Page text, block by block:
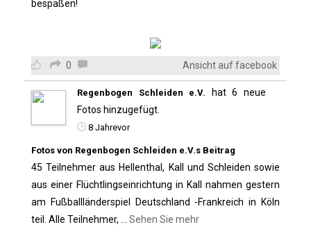
bespaßen!
0 Ansicht auf facebook
Regenbogen Schleiden e.V.
hat 6 neue
Fotos hinzugefügt.
8 Jahrevor
Fotos von Regenbogen Schleiden e.V.s Beitrag
45 Teilnehmer aus Hellenthal, Kall und Schleiden sowie
aus einer Flüchtlingseinrichtung in Kall nahmen gestern
am Fußballländerspiel Deutschland -Frankreich in Köln
teil. Alle Teilnehmer,
Sehen Sie mehr